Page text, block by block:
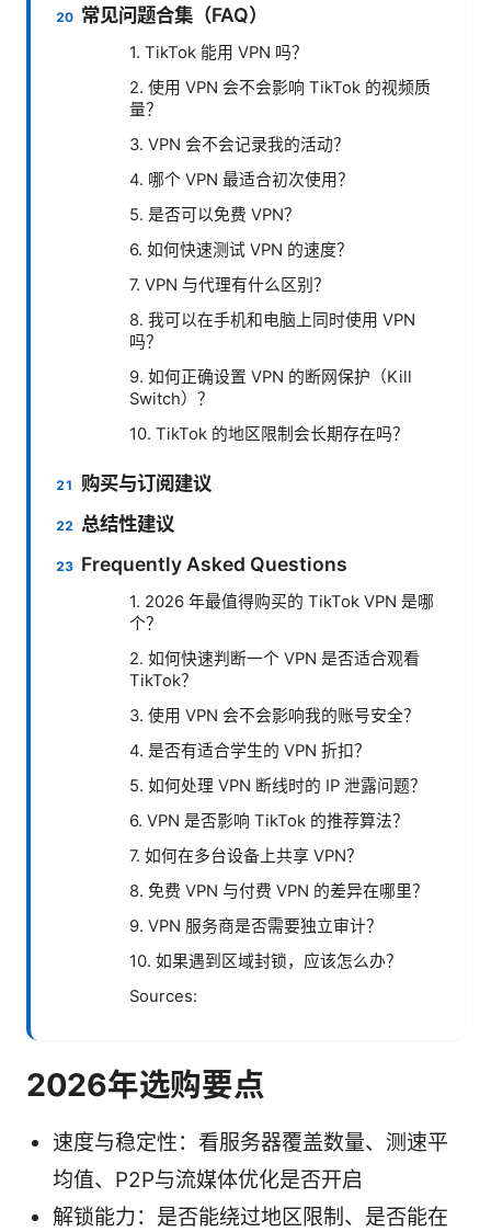
常见问题合集（FAQ）
1. TikTok 能用 VPN 吗？
2. 使用 VPN 会不会影响 TikTok 的视频质
量？
3. VPN 会不会记录我的活动？
4. 哪个 VPN 最适合初次使用？
5. 是否可以免费 VPN？
6. 如何快速测试 VPN 的速度？
7. VPN 与代理有什么区别？
8. 我可以在手机和电脑上同时使用 VPN
吗？
9. 如何正确设置 VPN 的断网保护（Kill
Switch）？
10. TikTok 的地区限制会长期存在吗？
购买与订阅建议
总结性建议
Frequently Asked Questions
1. 2026 年最值得购买的 TikTok VPN 是哪
个？
2. 如何快速判断一个 VPN 是否适合观看
TikTok？
3. 使用 VPN 会不会影响我的账号安全？
4. 是否有适合学生的 VPN 折扣？
5. 如何处理 VPN 断线时的 IP 泄露问题？
6. VPN 是否影响 TikTok 的推荐算法？
7. 如何在多台设备上共享 VPN？
8. 免费 VPN 与付费 VPN 的差异在哪里？
9. VPN 服务商是否需要独立审计？
10. 如果遇到区域封锁，应该怎么办？
Sources:
2026年选购要点
速度与稳定性：看服务器覆盖数量、测速平
均值、P2P与流媒体优化是否开启
解锁能力：是否能绕过地区限制、是否能在